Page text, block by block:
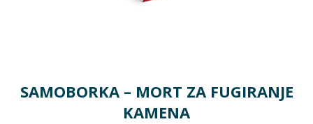
SAMOBORKA – MORT ZA FUGIRANJE
KAMENA